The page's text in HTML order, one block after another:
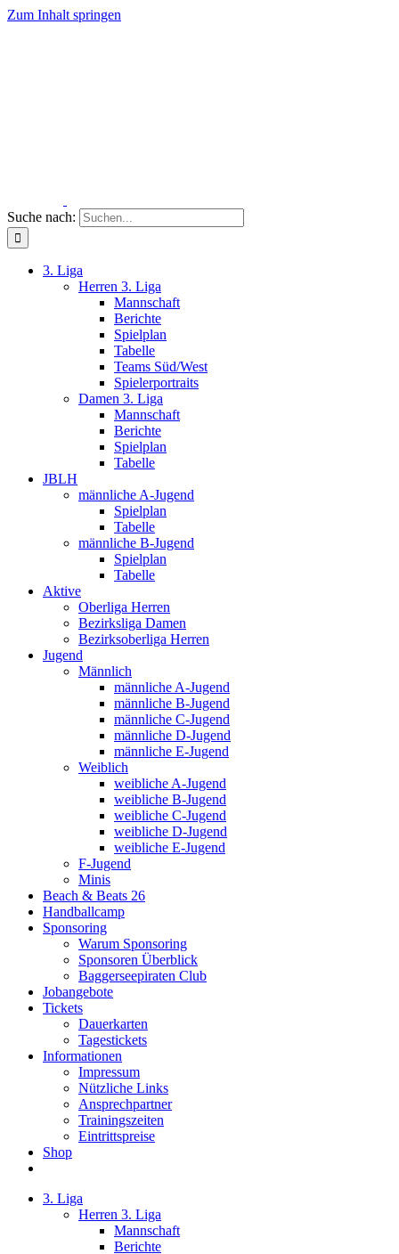
Zum Inhalt springen
Suche nach:
3. Liga
Herren 3. Liga
Mannschaft
Berichte
Spielplan
Tabelle
Teams Süd/West
Spielerportraits
Damen 3. Liga
Mannschaft
Berichte
Spielplan
Tabelle
JBLH
männliche A-Jugend
Spielplan
Tabelle
männliche B-Jugend
Spielplan
Tabelle
Aktive
Oberliga Herren
Bezirksliga Damen
Bezirksoberliga Herren
Jugend
Männlich
männliche A-Jugend
männliche B-Jugend
männliche C-Jugend
männliche D-Jugend
männliche E-Jugend
Weiblich
weibliche A-Jugend
weibliche B-Jugend
weibliche C-Jugend
weibliche D-Jugend
weibliche E-Jugend
F-Jugend
Minis
Beach & Beats 26
Handballcamp
Sponsoring
Warum Sponsoring
Sponsoren Überblick
Baggerseepiraten Club
Jobangebote
Tickets
Dauerkarten
Tagestickets
Informationen
Impressum
Nützliche Links
Ansprechpartner
Trainingszeiten
Eintrittspreise
Shop
3. Liga
Herren 3. Liga
Mannschaft
Berichte